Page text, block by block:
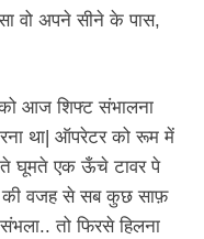
वो अपने सीने के पास,
आज शिफ्ट संभालना
था| ऑपरेटर को रूम में
घूमते एक ऊँचे टावर पे
की वजह से सब कुछ साफ़
तो फिरसे हिलना